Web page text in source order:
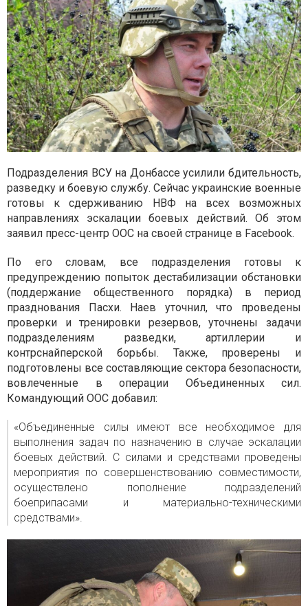
Подразделения ВСУ на Донбассе усилили бдительность,
разведку и боевую службу. Сейчас украинские военные
готовы к сдерживанию НВФ на всех возможных
направлениях эскалации боевых действий. Об этом
заявил пресс-центр ООС на своей странице в Facebook.
По его словам, все подразделения готовы к
предупреждению попыток дестабилизации обстановки
(поддержание общественного порядка) в период
празднования Пасхи. Наев уточнил, что проведены
проверки и тренировки резервов, уточнены задачи
подразделениям разведки, артиллерии и
контрснайперской борьбы. Также, проверены и
подготовлены все составляющие сектора безопасности,
вовлеченные в операции Объединенных сил.
Командующий ООС добавил:
«Объединенные силы имеют все необходимое для
выполнения задач по назначению в случае эскалации
боевых действий. С силами и средствами проведены
мероприятия по совершенствованию совместимости,
осуществлено пополнение подразделений
боеприпасами и материально-техническими
средствами».